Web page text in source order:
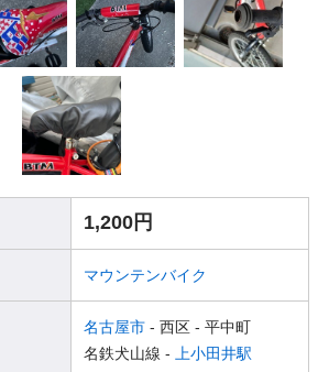
1,200円
マウンテンバイク
名古屋市 - 西区 - 平中町
名鉄犬山線 -
上小田井駅